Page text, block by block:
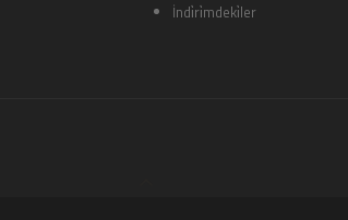
İndi̇ri̇mdeki̇ler